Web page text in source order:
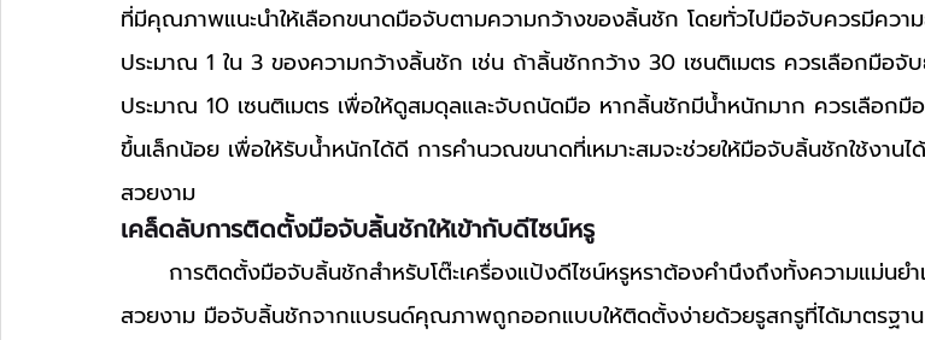
ที่มีคุณภาพแนะนำให้เลือกขนาดมือจับตามความกว้างของลิ้นชัก โดยทั่วไปมือจับควรมีควา
ประมาณ 1 ใน 3 ของความกว้างลิ้นชัก เช่น ถ้าลิ้นชักกว้าง 30 เซนติเมตร ควรเลือกมือจั
ประมาณ 10 เซนติเมตร เพื่อให้ดูสมดุลและจับถนัดมือ หากลิ้นชักมีน้ำหนักมาก ควรเลือกมื
ขึ้นเล็กน้อย เพื่อให้รับน้ำหนักได้ดี การคำนวณขนาดที่เหมาะสมจะช่วยให้มือจับลิ้นชักใช้งานไ
สวยงาม
เคล็ดลับการติดตั้งมือจับลิ้นชักให้เข้ากับดีไซน์หรู
สวยงาม มือจับลิ้นชักจากแบรนด์คุณภาพถูกออกแบบให้ติดตั้งง่ายด้วยรูสกรูที่ได้มาตรฐาน